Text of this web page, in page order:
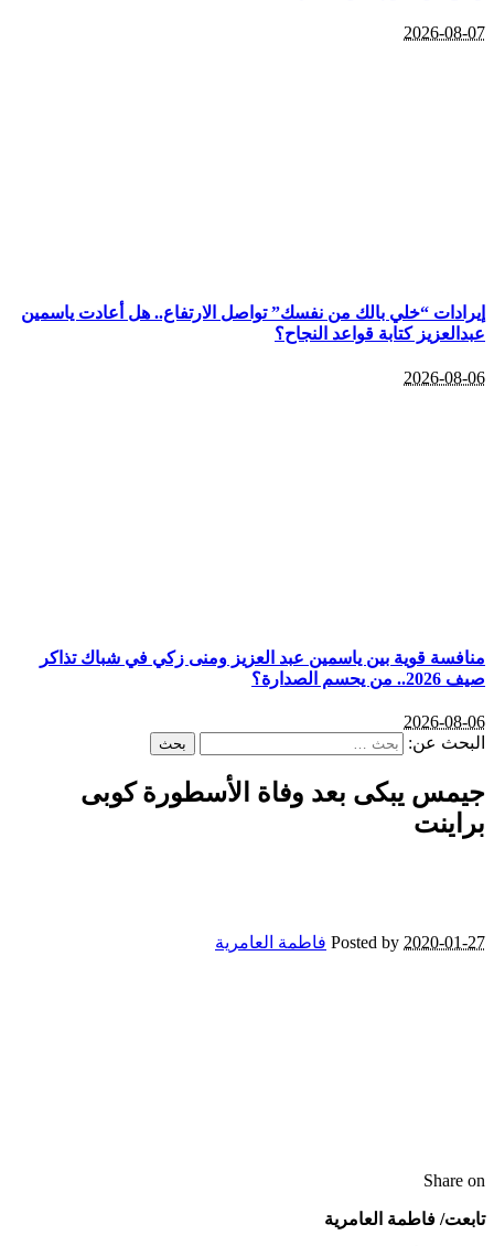
2026-08-07
إيرادات “خلي بالك من نفسك” تواصل الارتفاع.. هل أعادت ياسمين
عبدالعزيز كتابة قواعد النجاح؟
2026-08-06
منافسة قوية بين ياسمين عبد العزيز ومنى زكي في شباك تذاكر
صيف 2026.. من يحسم الصدارة؟
2026-08-06
البحث عن:
جيمس يبكى بعد وفاة الأسطورة كوبى
براينت
2020-01-27
Posted by فاطمة العامرية
Share on
تابعت/ فاطمة العامرية